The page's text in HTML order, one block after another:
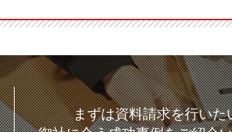
まずは資料請求を行いた